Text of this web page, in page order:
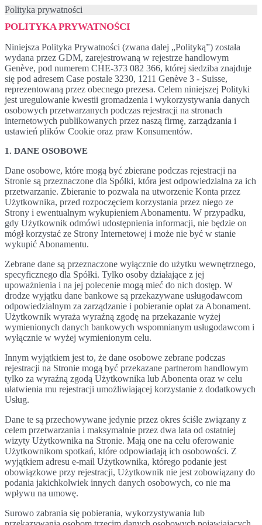
Polityka prywatności
POLITYKA PRYWATNOŚCI
Niniejsza Polityka Prywatności (zwana dalej „Polityką”) została
wydana przez GDM, zarejestrowaną w rejestrze handlowym
Genève, pod numerem CHE-373 082 366, której siedziba znajduje
się pod adresem Case postale 3230, 1211 Genève 3 - Suisse,
reprezentowaną przez obecnego prezesa. Celem niniejszej Polityki
jest uregulowanie kwestii gromadzenia i wykorzystywania danych
osobowych przetwarzanych podczas rejestracji na stronach
internetowych publikowanych przez naszą firmę, zarządzania i
ustawień plików Cookie oraz praw Konsumentów.
1. DANE OSOBOWE
Dane osobowe, które mogą być zbierane podczas rejestracji na
Stronie są przeznaczone dla Spółki, która jest odpowiedzialna za ich
przetwarzanie. Zbieranie to pozwala na utworzenie Konta przez
Użytkownika, przed rozpoczęciem korzystania przez niego ze
Strony i ewentualnym wykupieniem Abonamentu. W przypadku,
gdy Użytkownik odmówi udostępnienia informacji, nie będzie on
mógł korzystać ze Strony Internetowej i może nie być w stanie
wykupić Abonamentu.
Zebrane dane są przeznaczone wyłącznie do użytku wewnętrznego,
specyficznego dla Spółki. Tylko osoby działające z jej
upoważnienia i na jej polecenie mogą mieć do nich dostęp. W
drodze wyjątku dane bankowe są przekazywane usługodawcom
odpowiedzialnym za zarządzanie i pobieranie opłat za Abonament.
Użytkownik wyraża wyraźną zgodę na przekazanie wyżej
wymienionych danych bankowych wspomnianym usługodawcom i
wyłącznie w wyżej wymienionym celu.
Innym wyjątkiem jest to, że dane osobowe zebrane podczas
rejestracji na Stronie mogą być przekazane partnerom handlowym
tylko za wyraźną zgodą Użytkownika lub Abonenta oraz w celu
ułatwienia mu rejestracji umożliwiającej korzystanie z dodatkowych
Usług.
Dane te są przechowywane jedynie przez okres ściśle związany z
celem przetwarzania i maksymalnie przez dwa lata od ostatniej
wizyty Użytkownika na Stronie. Mają one na celu oferowanie
Użytkownikom spotkań, które odpowiadają ich osobowości. Z
wyjątkiem adresu e-mail Użytkownika, którego podanie jest
obowiązkowe przy rejestracji, Użytkownik nie jest zobowiązany do
podania jakichkolwiek innych danych osobowych, co nie ma
wpływu na umowę.
Surowo zabrania się pobierania, wykorzystywania lub